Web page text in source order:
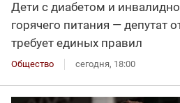
Дети с диабетом и
горячего питания — депутат
требует единых правил
Общество сегодня, 18:00